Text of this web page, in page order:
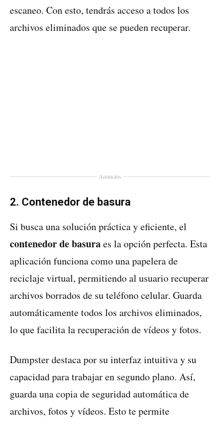
escaneo. Con esto, tendrás acceso a todos los
archivos eliminados que se pueden recuperar.
Anuncios
2. Contenedor de basura
Si busca una solución práctica y eficiente, el
contenedor de basuraes la opción perfecta. Esta
aplicación funciona como una papelera de
reciclaje virtual, permitiendo al usuario recuperar
archivos borrados de su teléfono celular. Guarda
automáticamente todos los archivos eliminados,
lo que facilita la recuperación de vídeos y fotos.
Dumpster destaca por su interfaz intuitiva y su
capacidad para trabajar en segundo plano. Así,
guarda una copia de seguridad automática de
archivos, fotos y vídeos. Esto te permite